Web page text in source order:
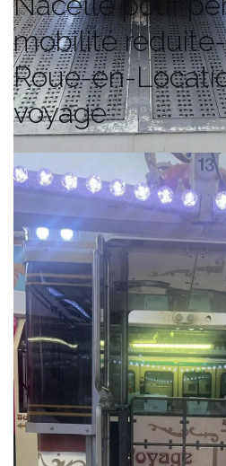
mobilité
Roue-en-
voyage